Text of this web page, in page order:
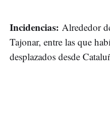
Incidencias: Alrededor
Tajonar, entre las que
desplazados desde